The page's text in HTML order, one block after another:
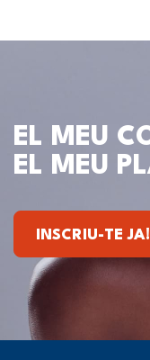
EL MEU
EL MEU
INSCRIU-TE JA!